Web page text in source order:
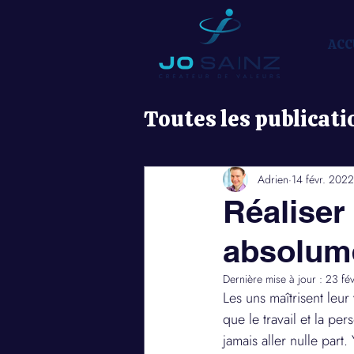
Toutes les
Entrepreneuriat
Pensée positive
Santé Argent
Adrien 14 févr. 2022
Dernière mise à jour : 23
Les uns maîtrisent
que le travail et la
jamais aller nulle